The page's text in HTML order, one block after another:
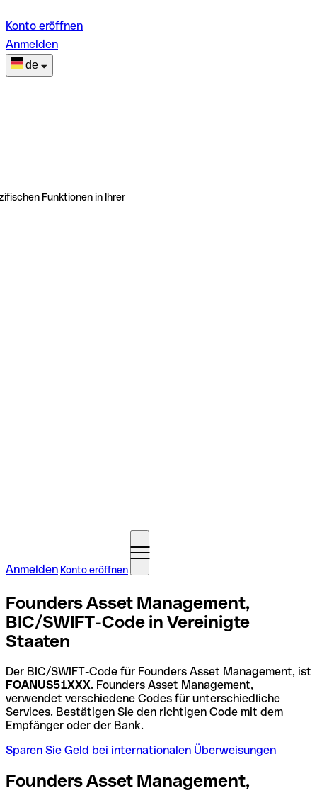
Konto eröffnen
Anmelden
de
Funktionen in Ihrer
Anmelden Konto eröffnen
Founders Asset Management,
BIC/SWIFT-Code in Vereinigte
Staaten
Der BIC/SWIFT-Code für Founders Asset Management, ist
FOANUS51XXX. Founders Asset Management,
verwendet verschiedene Codes für unterschiedliche
Services. Bestätigen Sie den richtigen Code mit dem
Empfänger oder der Bank.
Sparen Sie Geld bei internationalen Überweisungen
Founders Asset Management,